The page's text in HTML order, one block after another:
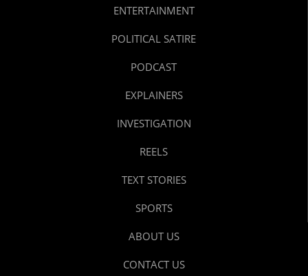
ENTERTAINMENT
POLITICAL SATIRE
PODCAST
EXPLAINERS
INVESTIGATION
REELS
TEXT STORIES
SPORTS
ABOUT US
CONTACT US